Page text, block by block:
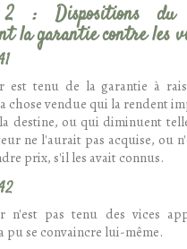
2 : Dispositions
la garantie contre les
est tenu de la garantie à
chose vendue qui la rendent
destine, ou qui diminuent
ne l'aurait pas acquise, ou
prix, s'il les avait connus.
n'est pas tenu des vices
pu se convaincre lui-même.